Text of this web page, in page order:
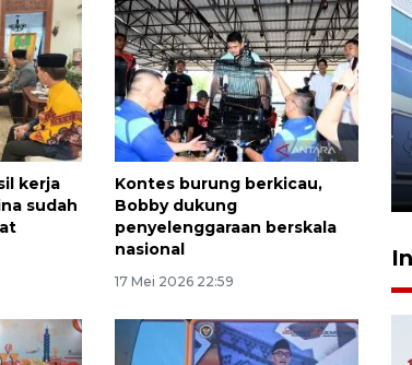
kerja
sudah
Kontes burung berkicau,
Bobby dukung
penyelenggaraan berskala
nasional
17 Mei 2026 22:59
IDAI perkuat kompetensi
dokter tangani penyakit
jantung anak
23 Juli 2026 20:04